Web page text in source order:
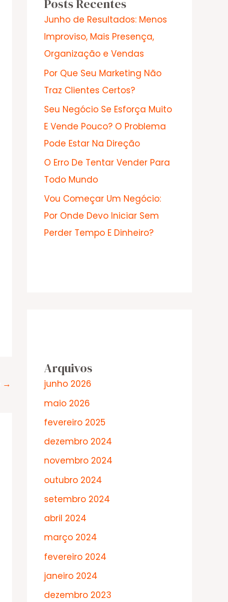
→
Posts Recentes
Junho de Resultados: Menos
Improviso, Mais Presença,
Organização e Vendas
Por Que Seu Marketing Não
Traz Clientes Certos?
Seu Negócio Se Esforça Muito
E Vende Pouco? O Problema
Pode Estar Na Direção
O Erro De Tentar Vender Para
Todo Mundo
Vou Começar Um Negócio:
Por Onde Devo Iniciar Sem
Perder Tempo E Dinheiro?
Arquivos
junho 2026
maio 2026
fevereiro 2025
dezembro 2024
novembro 2024
outubro 2024
setembro 2024
abril 2024
março 2024
fevereiro 2024
janeiro 2024
dezembro 2023